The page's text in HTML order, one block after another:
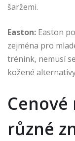
šaržemi.
Easton: Easton
zejména pro
trénink, nemusí
kožené
různé